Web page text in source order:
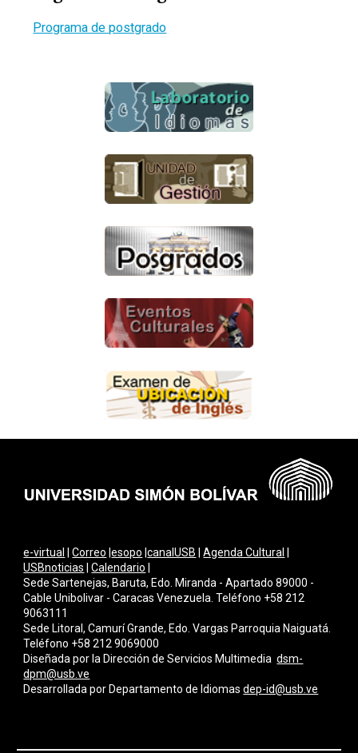
Programa de postgrado
e-virtual |Correo |esopo |canalUSB |Agenda Cultural
USBnoticias |Calendario
Sede Sartenejas, Baruta, Edo. Miranda - Apartado 89000 -
Cable Unibolivar - Caracas Venezuela. Teléfono +58 212
9063111
Sede Litoral, Camurí Grande, Edo. Vargas Parroquia Naiguatá.
Teléfono +58 212 9069000
Diseñada por la Dirección de Servicios Multimediadsm-
dpm@usb.ve
Desarrollada por Departamento de Idiomasdep-id@usb.ve